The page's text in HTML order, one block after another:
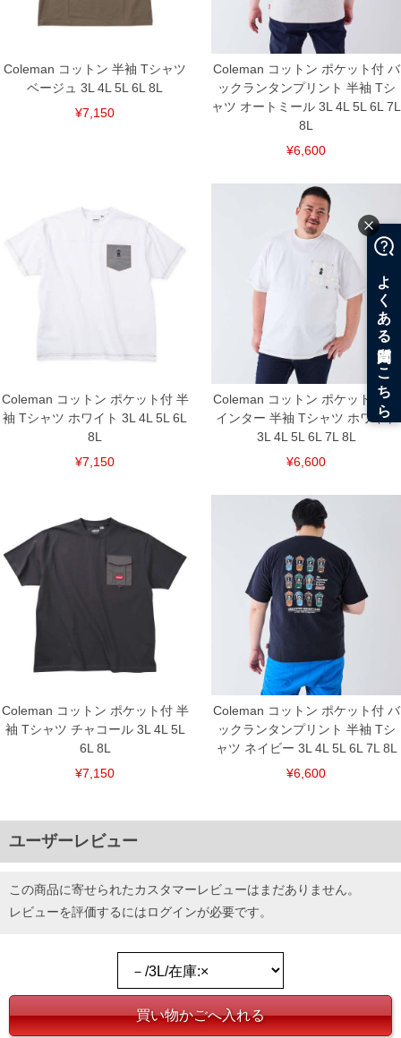
Coleman コットン 半袖 Tシャツ
ベージュ 3L 4L 5L 6L 8L
¥7,150
Coleman コットン ポケット付 バ
ックランタンプリント 半袖 Tシ
ャツ オートミール 3L 4L 5L 6L 7L
8L
¥6,600
Coleman コットン ポケット付 半
袖 Tシャツ ホワイト 3L 4L 5L 6L
8L
¥7,150
Coleman コットン ポケット付 ペ
インター 半袖 Tシャツ ホワイト
3L 4L 5L 6L 7L 8L
¥6,600
Coleman コットン ポケット付 半
袖 Tシャツ チャコール 3L 4L 5L
6L 8L
¥7,150
Coleman コットン ポケット付 バ
ックランタンプリント 半袖 Tシ
ャツ ネイビー 3L 4L 5L 6L 7L 8L
¥6,600
ユーザーレビュー
この商品に寄せられたカスタマーレビューはまだありません。
レビューを評価するにはログインが必要です。